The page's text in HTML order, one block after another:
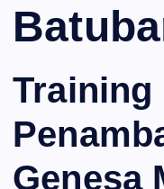
Training
Genesa